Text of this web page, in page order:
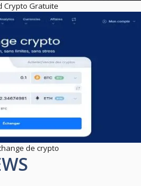
Crypto Gratuite
de crypto